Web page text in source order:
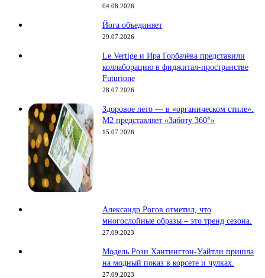
04.08.2026
Йога объединяет
29.07.2026
Le Vertige и Ира Горбачёва представили
коллаборацию в фиджитал-пространстве
Futurione
28.07.2026
Здоровое лето — в «органическом стиле».
М2 представляет «Заботу 360°»
15.07.2026
Александр Рогов отметил, что
многослойные образы – это тренд сезона.
27.09.2023
Модель Рози Хантингтон-Уайтли пришла
на модный показ в корсете и чулках.
27.09.2023